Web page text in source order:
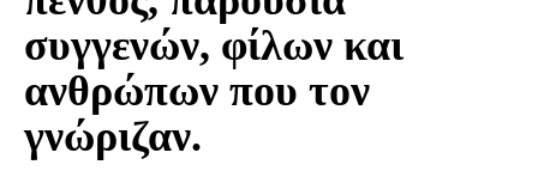
συγγενών, φίλων και
ανθρώπων που τον
γνώριζαν.